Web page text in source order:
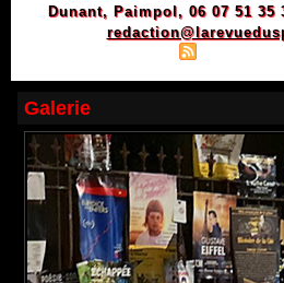
Dunant, Paimpol, 06 07 51 35
Galerie